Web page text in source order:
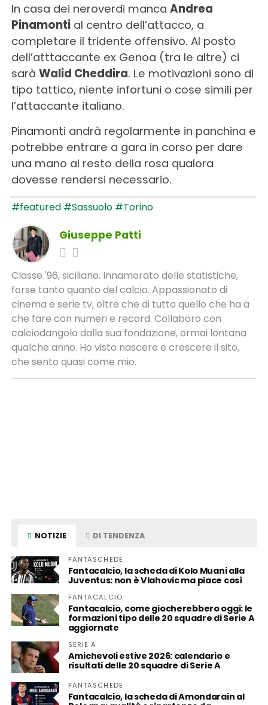
In casa dei neroverdi manca Andrea
Pinamontial centro dell’attacco, a
completare il tridente offensivo. Al posto
dell’atttaccante ex Genoa (tra le altre) ci
sarà Walid Cheddira. Le motivazioni sono di
tipo tattico, niente infortuni o cose simili per
l’attaccante italiano.
Pinamonti andrà regolarmente in panchina e
potrebbe entrare a gara in corso per dare
una mano al resto della rosa qualora
dovesse rendersi necessario.
#featured #Sassuolo #Torino
Giuseppe Patti
Classe '96, siciliano. Innamorato delle statistiche,
forse tanto quanto del calcio. Appassionato di
cinema e serie tv, oltre che di tutto quello che ha a
che fare con numeri e record. Collaboro con
calciodangolo dalla sua fondazione, ormai lontana
qualche anno. Ho visto nascere e crescere il sito,
che sento quasi come mio.
NOTIZIE DI TENDENZA
FANTASCHEDE
Fantacalcio, la scheda di Kolo Muani alla
Juventus: non è Vlahovic ma piace così
FANTACALCIO
Fantacalcio, come giocherebbero oggi: le
formazioni tipo delle 20 squadre di Serie A
aggiornate
SERIE A
Amichevoli estive 2026: calendario e
risultati delle 20 squadre di Serie A
FANTASCHEDE
Fantacalcio, la scheda di Amondarain al